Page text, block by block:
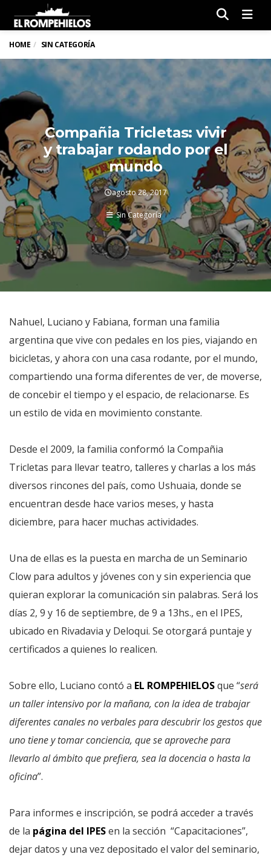
HOME SIN CATEGORÍA
Compañia Tricletas: vivir
y trabajar rodando por el
mundo
agosto 28, 2017
Sin Categoría
Nahuel, Luciano y Fabiana, forman una familia
argentina que vive con pedales en los pies, viajando en
bicicletas, y ahora con una casa rodante, por el mundo,
compartiendo una forma diferentes de ver, de moverse,
de concebir el tiempo y el espacio, de relacionarse. Es
un estilo de vida en movimiento constante.
Desde el 2009, la familia conformó la Compañia
Tricletas para llevar teatro, talleres y charlas a los más
diversos rincones del país, como Ushuaia, donde se
encuentran desde hace varios meses, y hasta
diciembre, para hacer muchas actividades.
Una de ellas es la puesta en marcha de un Seminario
Clow para adultos y jóvenes con y sin experiencia que
quieran explorar la comunicación sin palabras. Será los
días 2, 9 y 16 de septiembre, de 9 a 13hs., en el IPES,
ubicado en Rivadavia y Deloqui. Se otorgará puntaje y
certificados a quienes lo realicen.
Sobre ello, Luciano contó a EL ROMPEHIELOSque “será
un taller intensivo por la mañana, con la idea de trabajar
diferentes canales no verbales para descubrir los gestos que
uno tiene y tomar conciencia, que se aproveche para
llevarlo al ámbito que prefiera, sea la docencia o hasta la
oficina”.
Para informes e inscripción, se podrá acceder a través
de la página del IPESen la sección “Capacitaciones”,
dejar datos y una vez depositado el valor del seminario,